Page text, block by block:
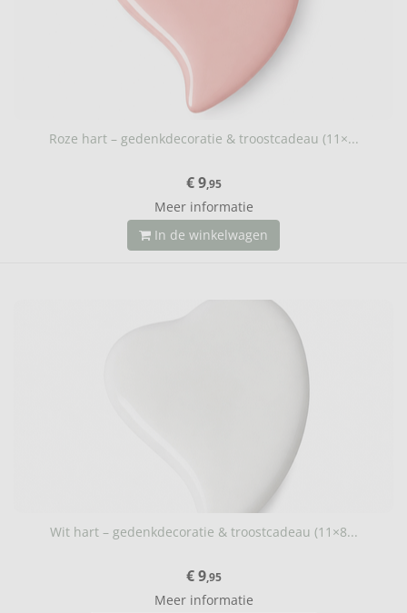
Roze hart – gedenkdecoratie & troostcadeau (11×...
€ 9,95
Meer informatie
In de winkelwagen
Wit hart – gedenkdecoratie & troostcadeau (11×8...
€ 9,95
Meer informatie